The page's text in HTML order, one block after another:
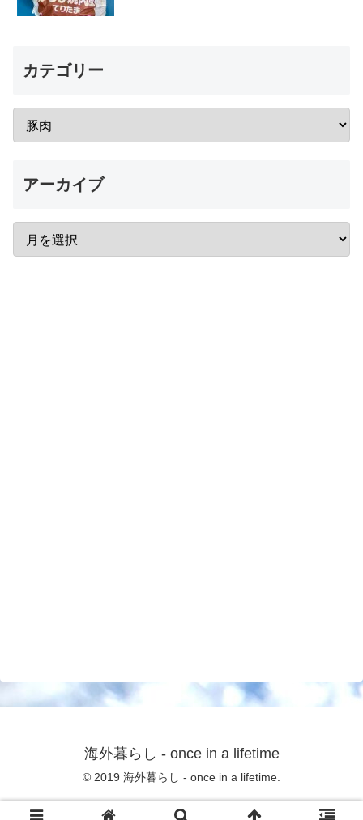
カテゴリー
アーカイブ
海外暮らし - once in a lifetime
© 2019 海外暮らし - once in a lifetime.